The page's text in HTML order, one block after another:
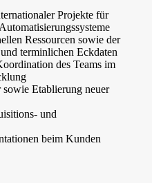
Projekte für
Ressourcen sowie der
terminlichen Eckdaten
des Teams im
Etablierung neuer
und
beim Kunden